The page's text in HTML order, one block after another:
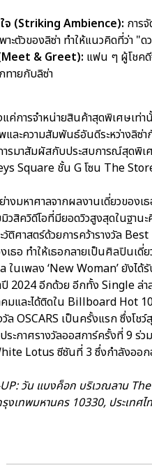
จ (Striking Ambience): การ
าะตัวของลิซ่า ทำให้แนวคิดที่ว่า
& Greet): แฟน ๆ ผู้โชคดี
ทายกับลิซ่า
แค่การจำหน่ายสินค้าสุดพิเศษเ
และความสัมพันธ์อันดีระหว่างลิ
ารมาสัมผัสกับประสบการณ์สุด
Square ชั้น G โซน The
างมหาศาลจากผลงานเดี่ยวของ
สิควิดีโอที่มียอดวิวสูงสุดในฐาน
วัติศาสตร์ด้วยการคว้ารางวัล
เธอ ทำให้เธอกลายเป็นศิลปินเ
ในเพลง ‘New Woman’ ยัง
2024 อีกด้วย อีกทั้ง Single ล่า
มและได้ติดใน Billboard Hot
วัล OSCARS เป็นครั้งแรก ซึ่ง
ะกาศรางวัลออสการ์ครั้งที่ 9 ร่
Lotus ซีซันที่ 3 ซึ่งกำลังออ
UP: วัน แบงค็อก บริเวณลาน
เทพมหานคร 10330, ประเทศไ